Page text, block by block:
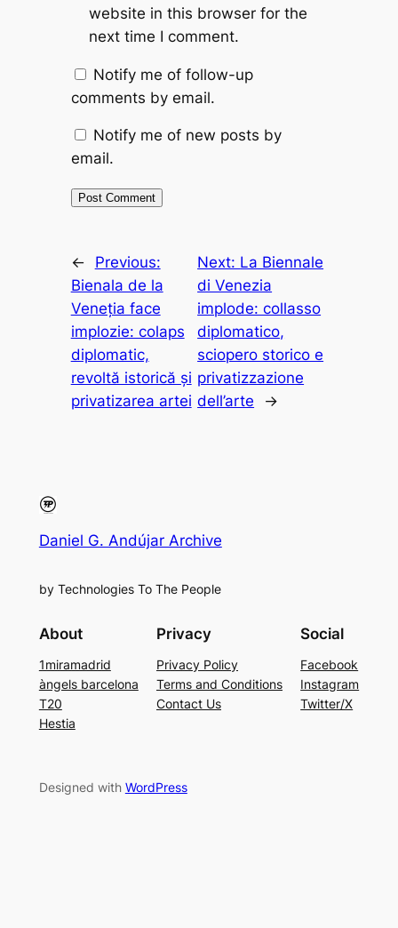
website in this browser for the
next time I comment.
Notify me of follow-up
comments by email.
Notify me of new posts by
email.
←
Previous:
Bienala de la
Veneția face
implozie: colaps
diplomatic,
revoltă istorică și
privatizarea artei
Next: La Biennale
di Venezia
implode: collasso
diplomatico,
sciopero storico e
privatizzazione
dell’arte
→
Daniel G. Andújar Archive
by Technologies To The People
About
1miramadrid
àngels barcelona
T20
Hestia
Privacy
Privacy Policy
Terms and Conditions
Contact Us
Social
Facebook
Instagram
Twitter/X
Designed with WordPress